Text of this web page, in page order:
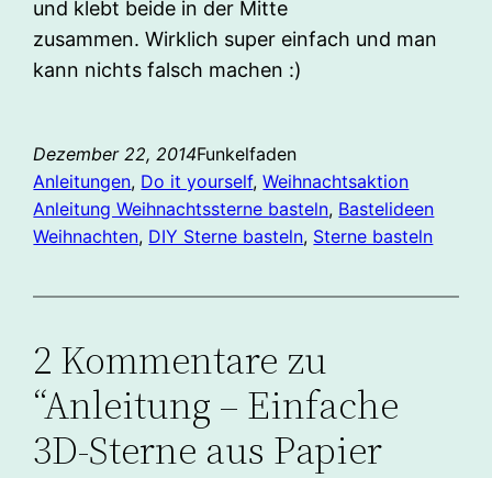
und klebt beide in der Mitte
zusammen. Wirklich super einfach und man
kann nichts falsch machen :)
Dezember 22, 2014Funkelfaden
Anleitungen, Do it yourself, Weihnachtsaktion
Anleitung Weihnachtssterne basteln, Bastelideen
Weihnachten, DIY Sterne basteln, Sterne basteln
2 Kommentare zu
“Anleitung – Einfache
3D-Sterne aus Papier